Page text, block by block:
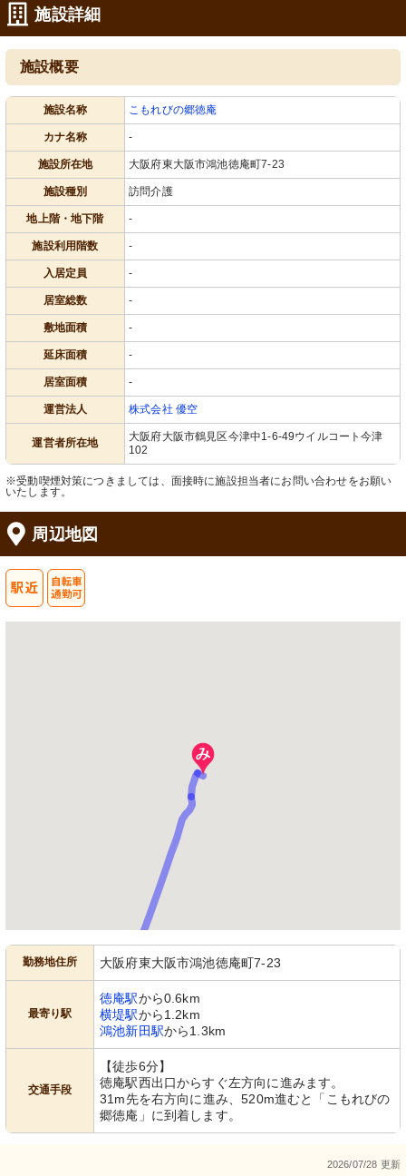
施設詳細
施設概要
施設名称 こもれびの郷徳庵
カナ名称 -
施設所在地 大阪府東大阪市鴻池徳庵町7-23
施設種別 訪問介護
地上階・地下階 -
施設利用階数 -
入居定員 -
居室総数 -
敷地面積 -
延床面積 -
居室面積 -
運営法人 株式会社 優空
運営者所在地
大阪府大阪市鶴見区今津中1-6-49ウイルコート今津
102
※受動喫煙対策につきましては、面接時に施設担当者にお問い合わせをお願い
いたします。
周辺地図
勤務地住所 大阪府東大阪市鴻池徳庵町7-23
最寄り駅
徳庵駅から0.6km
横堤駅から1.2km
鴻池新田駅から1.3km
交通手段
【徒歩6分】
徳庵駅西出口からすぐ左方向に進みます。
31m先を右方向に進み、520m進むと「こもれびの
郷徳庵」に到着します。
2026/07/28 更新